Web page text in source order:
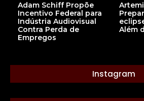
Adam Schiff Propõe
Incentivo Federal para
Indústria Audiovisual
Contra Perda de
Empregos
Além
Instagram